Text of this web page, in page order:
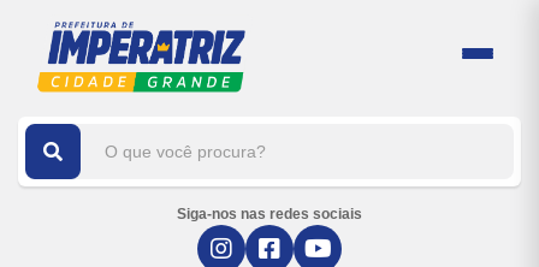
Siga-nos nas redes sociais